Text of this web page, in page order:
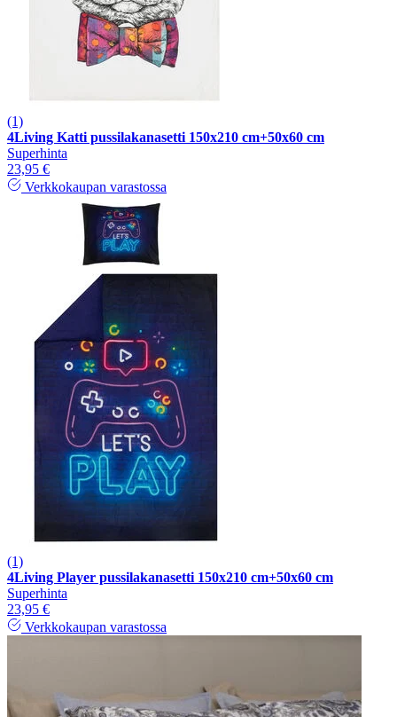
(1)
4Living Katti pussilakanasetti 150x210 cm+50x60 cm
Superhinta
23,95 €
Verkkokaupan varastossa
(1)
4Living Player pussilakanasetti 150x210 cm+50x60 cm
Superhinta
23,95 €
Verkkokaupan varastossa